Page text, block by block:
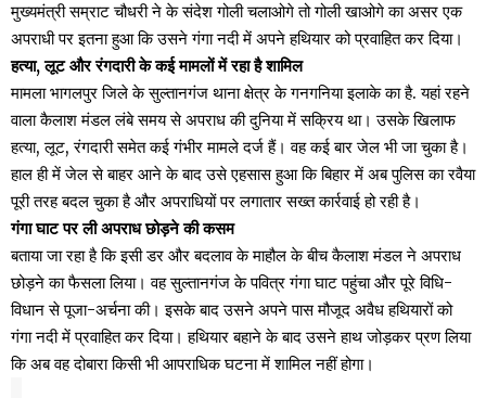
मुख्यमंत्री सम्राट चौधरी ने के संदेश गोली चलाओगे तो गोली खाओगे का असर एक
अपराधी पर इतना हुआ कि उसने गंगा नदी में अपने हथियार को प्रवाहित कर दिया।
हत्या, लूट और रंगदारी के कई मामलों में रहा है शामिल
मामला भागलपुर जिले के सुल्तानगंज थाना क्षेत्र के गनगनिया इलाके का है. यहां रहने
वाला कैलाश मंडल लंबे समय से अपराध की दुनिया में सक्रिय था। उसके खिलाफ
हत्या, लूट, रंगदारी समेत कई गंभीर मामले दर्ज हैं। वह कई बार जेल भी जा चुका है।
हाल ही में जेल से बाहर आने के बाद उसे एहसास हुआ कि बिहार में अब पुलिस का रवैया
पूरी तरह बदल चुका है और अपराधियों पर लगातार सख्त कार्रवाई हो रही है।
गंगा घाट पर ली अपराध छोड़ने की कसम
बताया जा रहा है कि इसी डर और बदलाव के माहौल के बीच कैलाश मंडल ने अपराध
छोड़ने का फैसला लिया। वह सुल्तानगंज के पवित्र गंगा घाट पहुंचा और पूरे विधि-
विधान से पूजा-अर्चना की। इसके बाद उसने अपने पास मौजूद अवैध हथियारों को
गंगा नदी में प्रवाहित कर दिया। हथियार बहाने के बाद उसने हाथ जोड़कर प्रण लिया
कि अब वह दोबारा किसी भी आपराधिक घटना में शामिल नहीं होगा।